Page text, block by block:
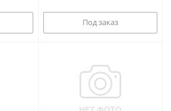
Под заказ